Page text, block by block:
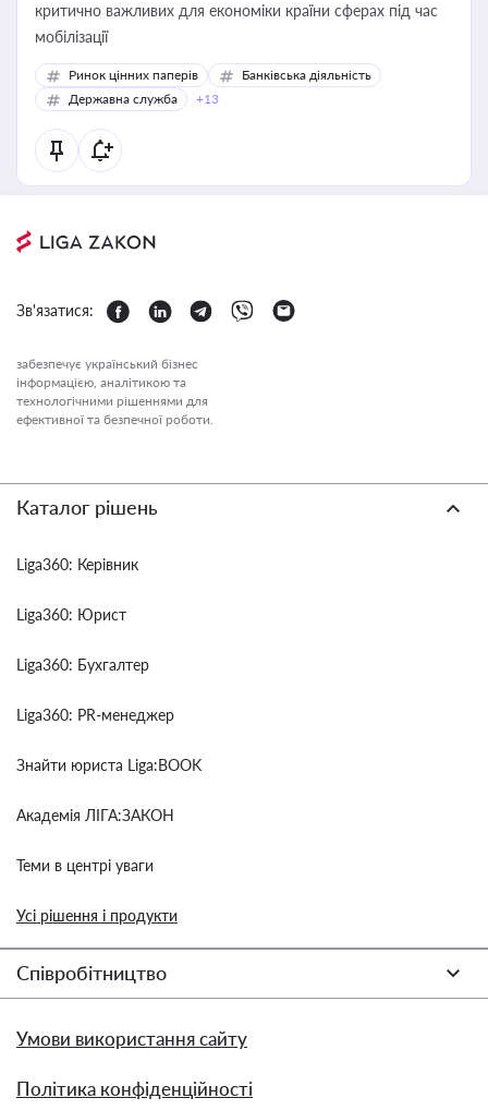
критично важливих для економіки країни сферах під час
мобілізації
Ринок цінних паперів
Банківська діяльність
Державна служба
+13
Зв'язатися:
забезпечує український бізнес
інформацією, аналітикою та
технологічними рішеннями для
ефективної та безпечної роботи.
Каталог рішень
Liga360: Керівник
Liga360: Юрист
Liga360: Бухгалтер
Liga360: PR-менеджер
Знайти юриста Liga:BOOK
Академія ЛІГА:ЗАКОН
Теми в центрі уваги
Усі рішення і продукти
Співробітництво
Умови використання сайту
Політика конфіденційності